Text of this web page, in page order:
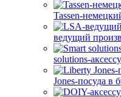
Tassen-
ведущий
solutions-
Jones-посуда в